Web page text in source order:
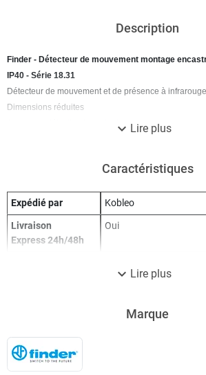
Description
Finder - Détecteur de mouvement montage
IP40 - Série 18.31
Détecteur de mouvement et de présence à
Dimensions réduites
Pourvu d'une cellule crépusculaire et d'une
Alimentation 230 VAC
IP40
Champ de détection : 5 à 8 m
Type : Pose en faux plafond
expand_more Lire plus
Caractéristiques
Expédié par
Kobleo
Livraison
Express 24h/48h
Oui
expand_more Lire plus
Marque